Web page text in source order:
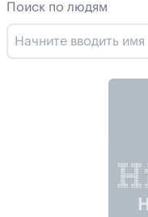
Поиск по людям